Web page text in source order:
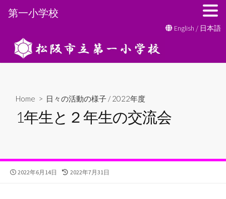
ン
English / 日本語
Home > 日々の活動の様子 /2022年度
1年生と２年生の交流会
公
2022年6月14日
最
2022年7月31日
第一小学校